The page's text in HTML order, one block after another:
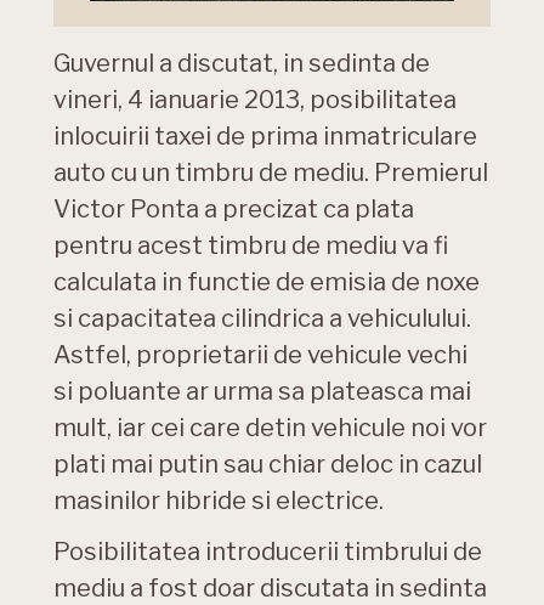
Guvernul a discutat, in sedinta de
vineri, 4 ianuarie 2013, posibilitatea
inlocuirii taxei de prima inmatriculare
auto cu un timbru de mediu. Premierul
Victor Ponta a precizat ca plata
pentru acest timbru de mediu va fi
calculata in functie de emisia de noxe
si capacitatea cilindrica a vehiculului.
Astfel, proprietarii de vehicule vechi
si poluante ar urma sa plateasca mai
mult, iar cei care detin vehicule noi vor
plati mai putin sau chiar deloc in cazul
masinilor hibride si electrice.
Posibilitatea introducerii timbrului de
mediu a fost doar discutata in sedinta